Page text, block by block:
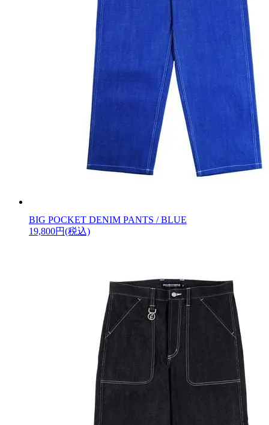
BIG POCKET DENIM PANTS / BLUE
19,800円(税込)